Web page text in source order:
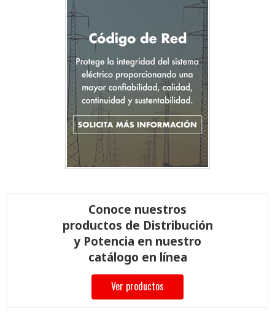
Conoce nuestros
productos de Distribución
y Potencia en nuestro
catálogo en línea
Ver productos